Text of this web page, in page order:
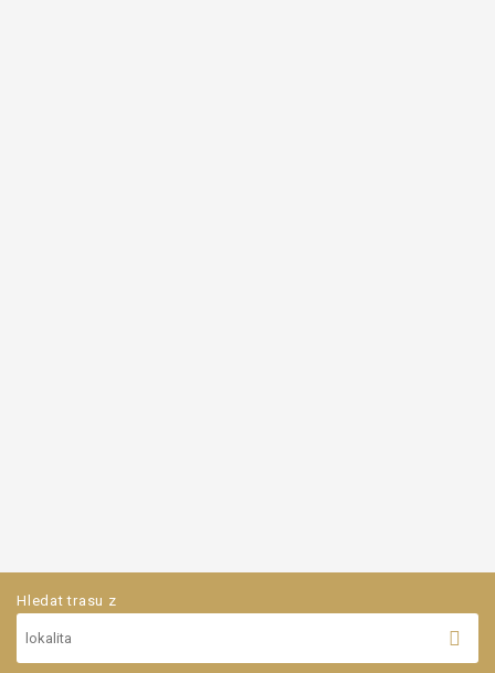
Hledat trasu z